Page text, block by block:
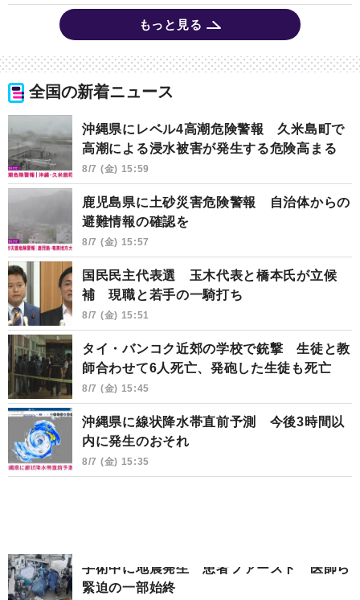
もっと見る
全国の新着ニュース
沖縄県にレベル4高潮危険警報 久米島町で
高潮による浸水被害が発生する危険高まる
8/7 (金) 15:59
鹿児島県に土砂災害危険警報 自治体からの
避難情報の確認を
8/7 (金) 15:57
国民民主代表選 玉木代表と橋本氏が立候
補 現職と若手の一騎打ち
8/7 (金) 15:51
タイ・バンコク近郊の学校で銃撃 生徒と教
師合わせて6人死亡、発砲した生徒も死亡
8/7 (金) 15:45
沖縄県に線状降水帯直前予測 今後3時間以
内に発生のおそれ
8/7 (金) 15:35
手術中に地震発生 患者ファースト 医師ら
緊迫の一部始終